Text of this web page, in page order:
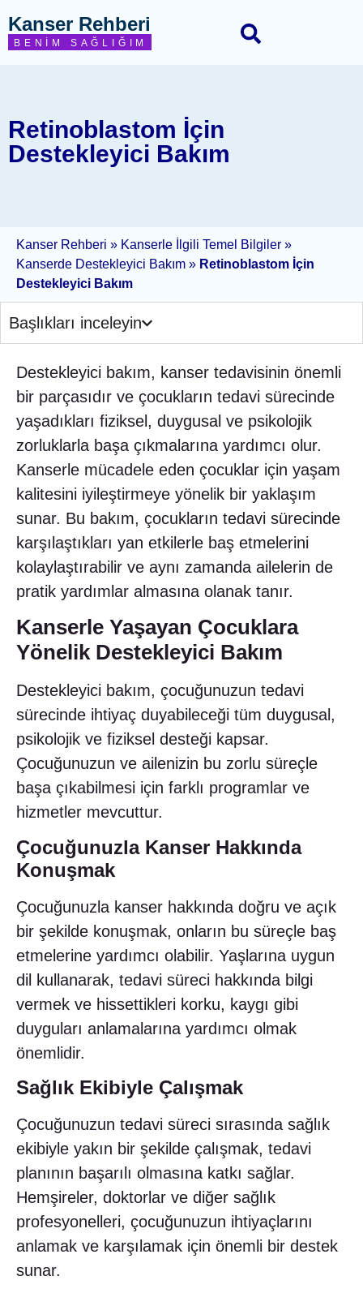
Kanser Rehberi
BENIM SAĞLIĞIM
Retinoblastom İçin
Destekleyici Bakım
Kanser Rehberi » Kanserle İlgili Temel Bilgiler »
Kanserde Destekleyici Bakım » Retinoblastom İçin
Destekleyici Bakım
Başlıkları inceleyin
Destekleyici bakım, kanser tedavisinin önemli
bir parçasıdır ve çocukların tedavi sürecinde
yaşadıkları fiziksel, duygusal ve psikolojik
zorluklarla başa çıkmalarına yardımcı olur.
Kanserle mücadele eden çocuklar için yaşam
kalitesini iyileştirmeye yönelik bir yaklaşım
sunar. Bu bakım, çocukların tedavi sürecinde
karşılaştıkları yan etkilerle baş etmelerini
kolaylaştırabilir ve aynı zamanda ailelerin de
pratik yardımlar almasına olanak tanır.
Kanserle Yaşayan Çocuklara
Yönelik Destekleyici Bakım
Destekleyici bakım, çocuğunuzun tedavi
sürecinde ihtiyaç duyabileceği tüm duygusal,
psikolojik ve fiziksel desteği kapsar.
Çocuğunuzun ve ailenizin bu zorlu süreçle
başa çıkabilmesi için farklı programlar ve
hizmetler mevcuttur.
Çocuğunuzla Kanser Hakkında
Konuşmak
Çocuğunuzla kanser hakkında doğru ve açık
bir şekilde konuşmak, onların bu süreçle baş
etmelerine yardımcı olabilir. Yaşlarına uygun
dil kullanarak, tedavi süreci hakkında bilgi
vermek ve hissettikleri korku, kaygı gibi
duyguları anlamalarına yardımcı olmak
önemlidir.
Sağlık Ekibiyle Çalışmak
Çocuğunuzun tedavi süreci sırasında sağlık
ekibiyle yakın bir şekilde çalışmak, tedavi
planının başarılı olmasına katkı sağlar.
Hemşireler, doktorlar ve diğer sağlık
profesyonelleri, çocuğunuzun ihtiyaçlarını
anlamak ve karşılamak için önemli bir destek
sunar.